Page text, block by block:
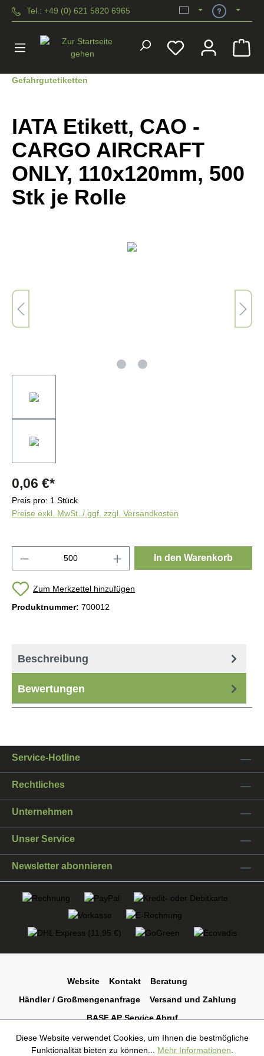
springen
Tel.: +49 (0) 621 5820 6965
Gefahrgutetiketten
IATA Etikett, CAO -
CARGO AIRCRAFT
ONLY, 110x120mm, 500
Stk je Rolle
0,06 €*
Preis pro: 1 Stück
Preise exkl. MwSt. / ggf. zzgl. Versandkosten
Produkt Anzahl: Gib den gewünschten
In den Warenkorb
Zum Merkzettel hinzufügen
Produktnummer: 700012
Beschreibung
Bewertungen
Service-Hotline
Rechtliches
Unternehmen
Unser Service
Newsletter abonnieren
Website Kontakt
Beratung
Händler / Großmengenanfrage
Versand und Zahlung
BASF AP Service Abruf
Diese Website verwendet Cookies, um Ihnen die bestmögliche
Funktionalität bieten zu können... Mehr Informationen